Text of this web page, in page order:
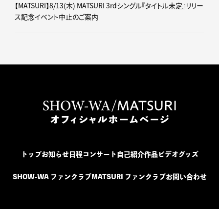
【MATSURI】8/13(木) MATSURI 3rdシングル『タイトル未定』リリー
ス記念イベント中止のご案内
トップお知らせ日程コンサート 自己紹介作品ビデオグッズ
SHOW-WA ファンクラブ MATSURI ファンクラブ お問い合わせ